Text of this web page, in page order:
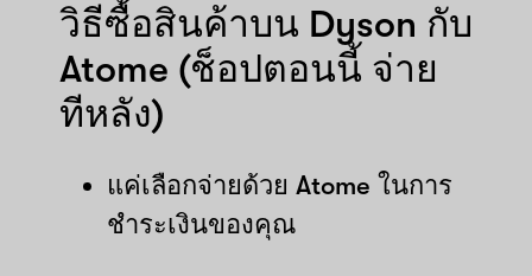
วิธีซื้อสินค้าบน Dyson กับ
Atome (ช็อปตอนนี้ จ่าย
ทีหลัง)
แค่เลือกจ่ายด้วย Atome ในการ
ชำระเงินของคุณ